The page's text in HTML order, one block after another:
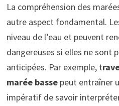
La compréhension des
autre aspect fondamental.
niveau de l’eau et peuvent
dangereuses si elles ne sont
anticipées. Par exemple, t
marée bassepeut entraîner
impératif de savoir